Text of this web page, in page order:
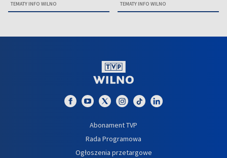
TEMATY INFO WILNO TEMATY INFO WILNO
Abonament TVP
Rada Programowa
Ogłoszenia przetargowe